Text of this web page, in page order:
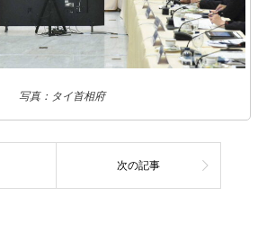
写真：タイ首相府
次の記事